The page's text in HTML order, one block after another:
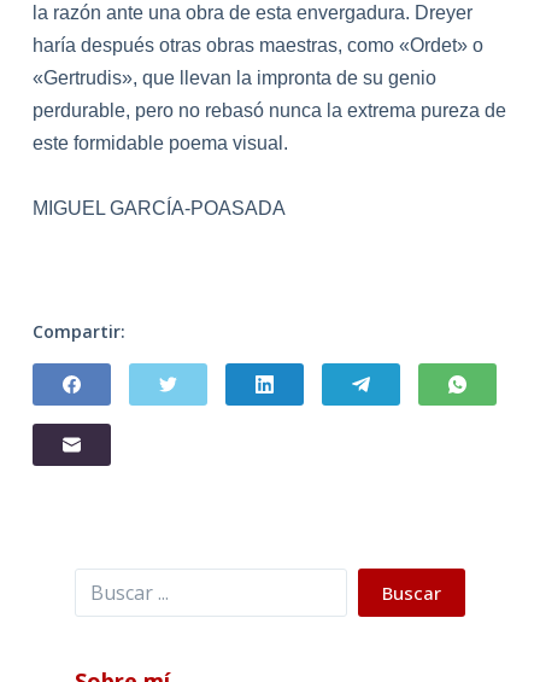
la razón ante una obra de esta envergadura. Dreyer
haría después otras obras maestras, como «Ordet» o
«Gertrudis», que llevan la impronta de su genio
perdurable, pero no rebasó nunca la extrema pureza de
este formidable poema visual.
MIGUEL GARCÍA-POASADA
Compartir:
Buscar Buscar